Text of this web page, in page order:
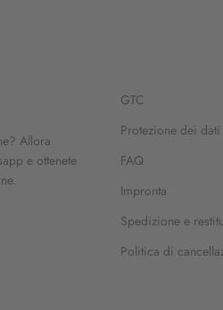
Allora
e ottenete
GTC
Protezione dei dati
FAQ
Impronta
Spedizione e
Politica di